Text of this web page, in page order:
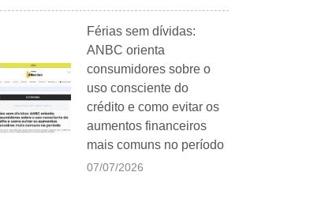
Férias sem dívidas:
ANBC orienta
consumidores sobre o
uso consciente do
crédito e como evitar os
aumentos financeiros
mais comuns no período
07/07/2026